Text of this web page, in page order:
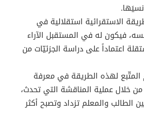
الاستقرائية استقلالية في
فيكون له في المستقبل الآراء
اعتماداً على دراسة الجزئيّات من
المتّبع لهذه الطريقة في معرفة
خلال عملية المناقشة التي تحدث،
الطالب والمعلم تزداد وتصبح أكثر